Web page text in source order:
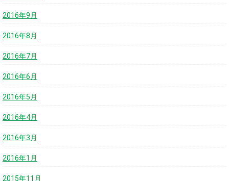
2016年9月
2016年8月
2016年7月
2016年6月
2016年5月
2016年4月
2016年3月
2016年1月
2015年11月